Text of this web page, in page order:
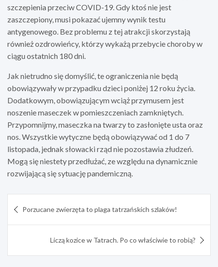
szczepienia przeciw COVID-19. Gdy ktoś nie jest
zaszczepiony, musi pokazać ujemny wynik testu
antygenowego. Bez problemu z tej atrakcji skorzystają
również ozdrowieńcy, którzy wykażą przebycie choroby w
ciągu ostatnich 180 dni.
Jak nietrudno się domyślić, te ograniczenia nie będą
obowiązywały w przypadku dzieci poniżej 12 roku życia.
Dodatkowym, obowiązującym wciąż przymusem jest
noszenie maseczek w pomieszczeniach zamkniętych.
Przypomnijmy, maseczka na twarzy to zasłonięte usta oraz
nos. Wszystkie wytyczne będą obowiązywać od 1 do 7
listopada, jednak słowacki rząd nie pozostawia złudzeń.
Mogą się niestety przedłużać, ze względu na dynamicznie
rozwijającą się sytuację pandemiczną.
wpisu
Porzucane zwierzęta to plaga tatrzańskich szlaków!
Liczą kozice w Tatrach. Po co właściwie to robią?